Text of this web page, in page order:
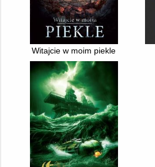
Witajcie w moim piekle